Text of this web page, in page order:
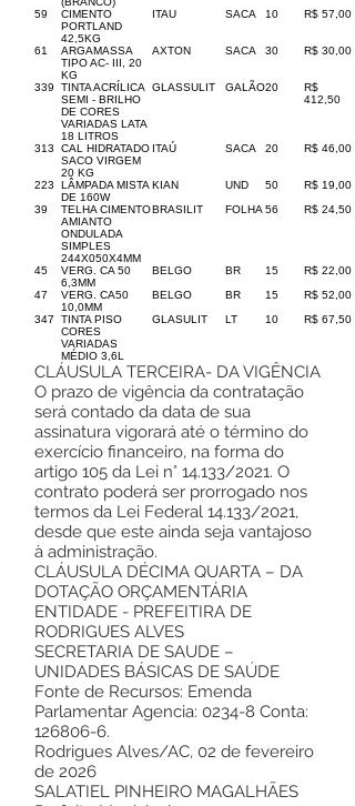
59
CIMENTO
PORTLAND
42,5KG
ITAU SACA 10 R$ 57,00
61
ARGAMASSA
TIPO AC- III, 20
KG
AXTON SACA 30 R$ 30,00
339
TINTA ACRÍLICA
SEMI - BRILHO
DE CORES
VARIADAS LATA
18 LITROS
GLASSULIT GALÃO20
R$
412,50
313
CAL HIDRATADO
SACO VIRGEM
20 KG
ITAÚ SACA 20 R$ 46,00
223
LÂMPADA MISTA
DE 160W
KIAN UND 50
R$ 19,00
39
TELHA CIMENTO
AMIANTO
ONDULADA
SIMPLES
244X050X4MM
BRASILIT FOLHA 56 R$ 24,50
45
VERG. CA 50
6,3MM
BELGO BR 15
R$ 22,00
47
VERG. CA50
10,0MM
BELGO BR 15
R$ 52,00
347
TINTA PISO
CORES
VARIADAS
MÉDIO 3,6L
GLASULIT LT 10 R$ 67,50
CLÁUSULA TERCEIRA- DA VIGÊNCIA
O prazo de vigência da contratação
será contado da data de sua
assinatura vigorará até o término do
exercício financeiro, na forma do
artigo 105 da Lei n° 14.133/2021. O
contrato poderá ser prorrogado nos
termos da Lei Federal 14.133/2021,
desde que este ainda seja vantajoso
à administração.
CLÁUSULA DÉCIMA QUARTA – DA
DOTAÇÃO ORÇAMENTÁRIA
ENTIDADE - PREFEITIRA DE
RODRIGUES ALVES
SECRETARIA DE SAUDE –
UNIDADES BÁSICAS DE SAÚDE
Fonte de Recursos: Emenda
Parlamentar Agencia: 0234-8 Conta:
126806-6.
Rodrigues Alves/AC, 02 de fevereiro
de 2026
SALATIEL PINHEIRO MAGALHÃES